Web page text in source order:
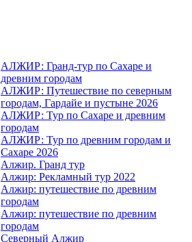
АЛЖИР: Гранд-тур по Сахаре и
древним городам
АЛЖИР: Путешествие по северным
городам, Гардайе и пустыне 2026
АЛЖИР: Тур по Сахаре и древним
городам
АЛЖИР: Тур по древним городам и
Сахаре 2026
Алжир. Гранд тур
Алжир: Рекламный тур 2022
Алжир: путешествие по древним
городам
Алжир: путешествие по древним
городам
Северный Алжир